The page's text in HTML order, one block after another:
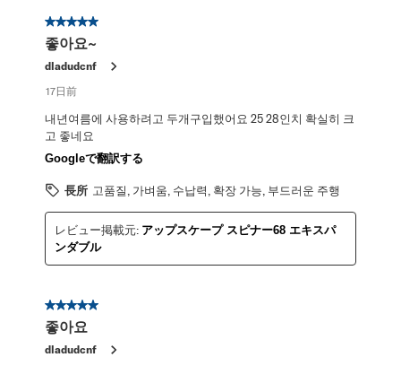
星5／5個です。
좋아요~
dladudcnf
17日前
내년여름에 사용하려고 두개구입했어요 25 28인치 확실히 크
고 좋네요
Googleで翻訳する
長所 고품질, 가벼움, 수납력, 확장 가능, 부드러운 주행
レビュー掲載元: アップスケープ スピナー68 エキスパ
ンダブル
星5／5個です。
좋아요
dladudcnf